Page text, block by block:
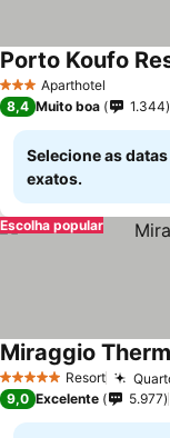
3 EstrelasAparthotel
Porto Koufo
8,4 Muito boa 1.344
Selecione as
exatos.
Escolha popular
5 Estrelas Resort
Miraggio
9,0 Excelente 5.977